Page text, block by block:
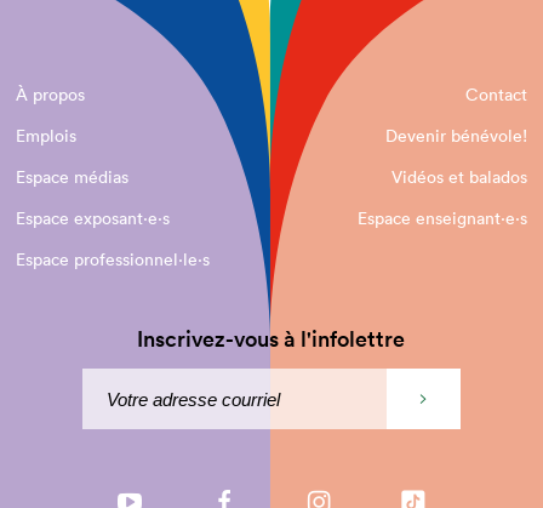
À propos
Contact
Emplois
Devenir bénévole!
Espace médias
Vidéos et balados
Espace exposant·e⋅s
Espace enseignant·e⋅s
Espace professionnel·le⋅s
Inscrivez-vous à l'infolettre